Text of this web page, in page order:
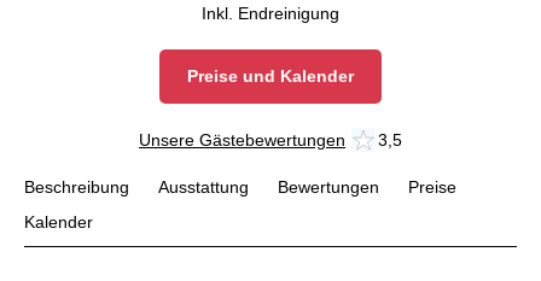
Inkl. Endreinigung
Preise und Kalender
Unsere Gästebewertungen 3,5
Beschreibung Ausstattung Bewertungen
Preise
Kalender